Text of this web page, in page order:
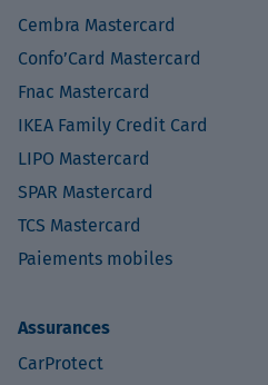
Cembra Mastercard
Confo’Card Mastercard
Fnac Mastercard
IKEA Family Credit Card
LIPO Mastercard
SPAR Mastercard
TCS Mastercard
Paiements mobiles
Assurances
CarProtect